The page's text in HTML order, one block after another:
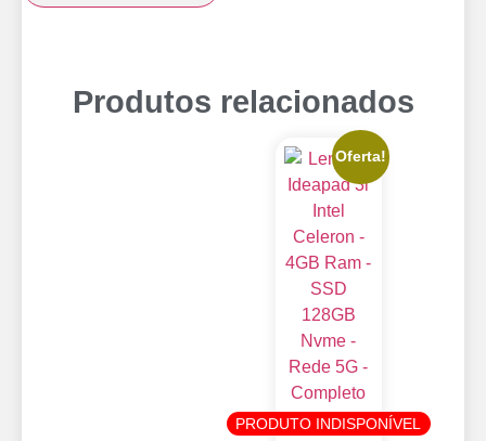
Produtos relacionados
Oferta!
PRODUTO INDISPONÍVEL